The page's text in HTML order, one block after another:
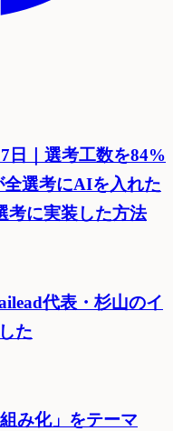
日｜選考工数を84%
選考にAIを入れた
考に実装した方法
代表・杉山のイ
た
み化」をテーマ